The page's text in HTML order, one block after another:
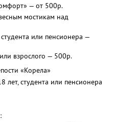
— от 500р.
мостикам над
или пенсионера —
взрослого — 500р.
«Корела»
лет, студента или пенсионера